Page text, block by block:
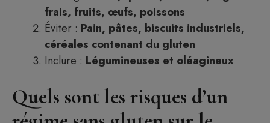
frais, fruits, œufs, poissons
Éviter : Pain, pâtes, biscuits industriels,
céréales contenant du gluten
Inclure : Légumineuses et oléagineux
Quels sont les risques d’un